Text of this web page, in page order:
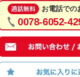
お電話での
0078-6052-